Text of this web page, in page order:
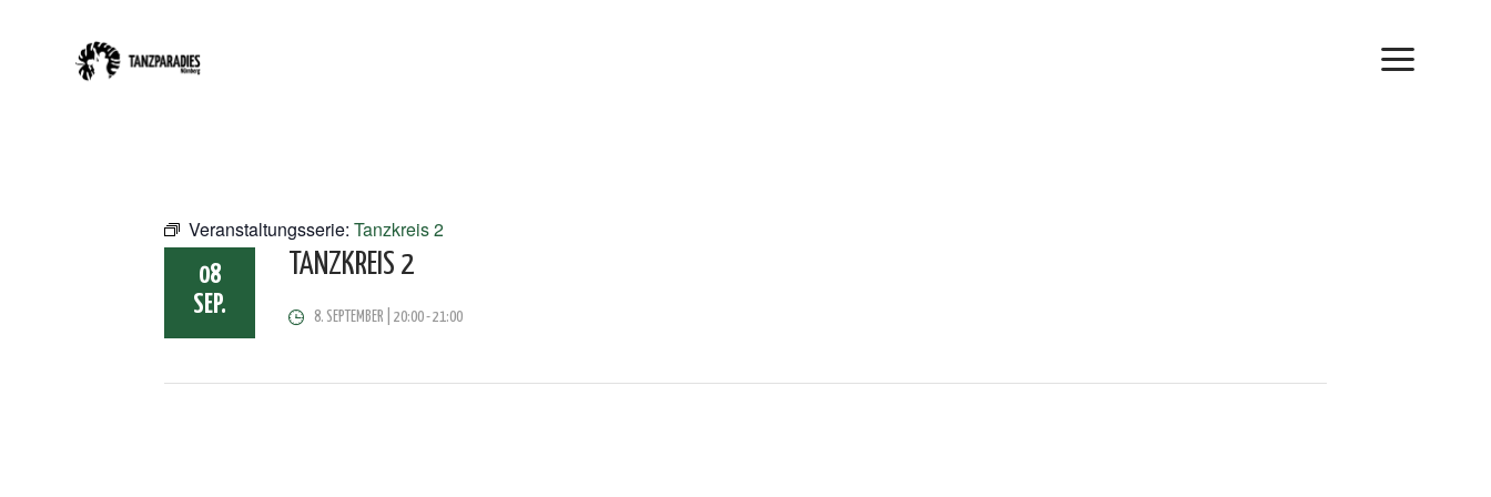
Veranstaltungsserie: Tanzkreis 2
08
SEP.
TANZKREIS 2
8. SEPTEMBER | 20:00-21:00